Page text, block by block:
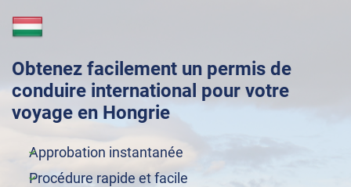
Obtenez facilement un permis de
conduire international pour votre
voyage en Hongrie
Approbation instantanée
Procédure rapide et facile